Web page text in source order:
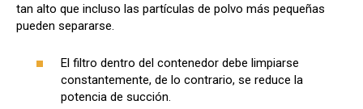
tan alto que incluso las partículas de polvo más pequeñas
pueden separarse.
El filtro dentro del contenedor debe limpiarse
constantemente, de lo contrario, se reduce la
potencia de succión.